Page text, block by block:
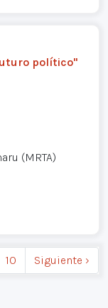
político"
(MRTA)
10 Siguiente ›